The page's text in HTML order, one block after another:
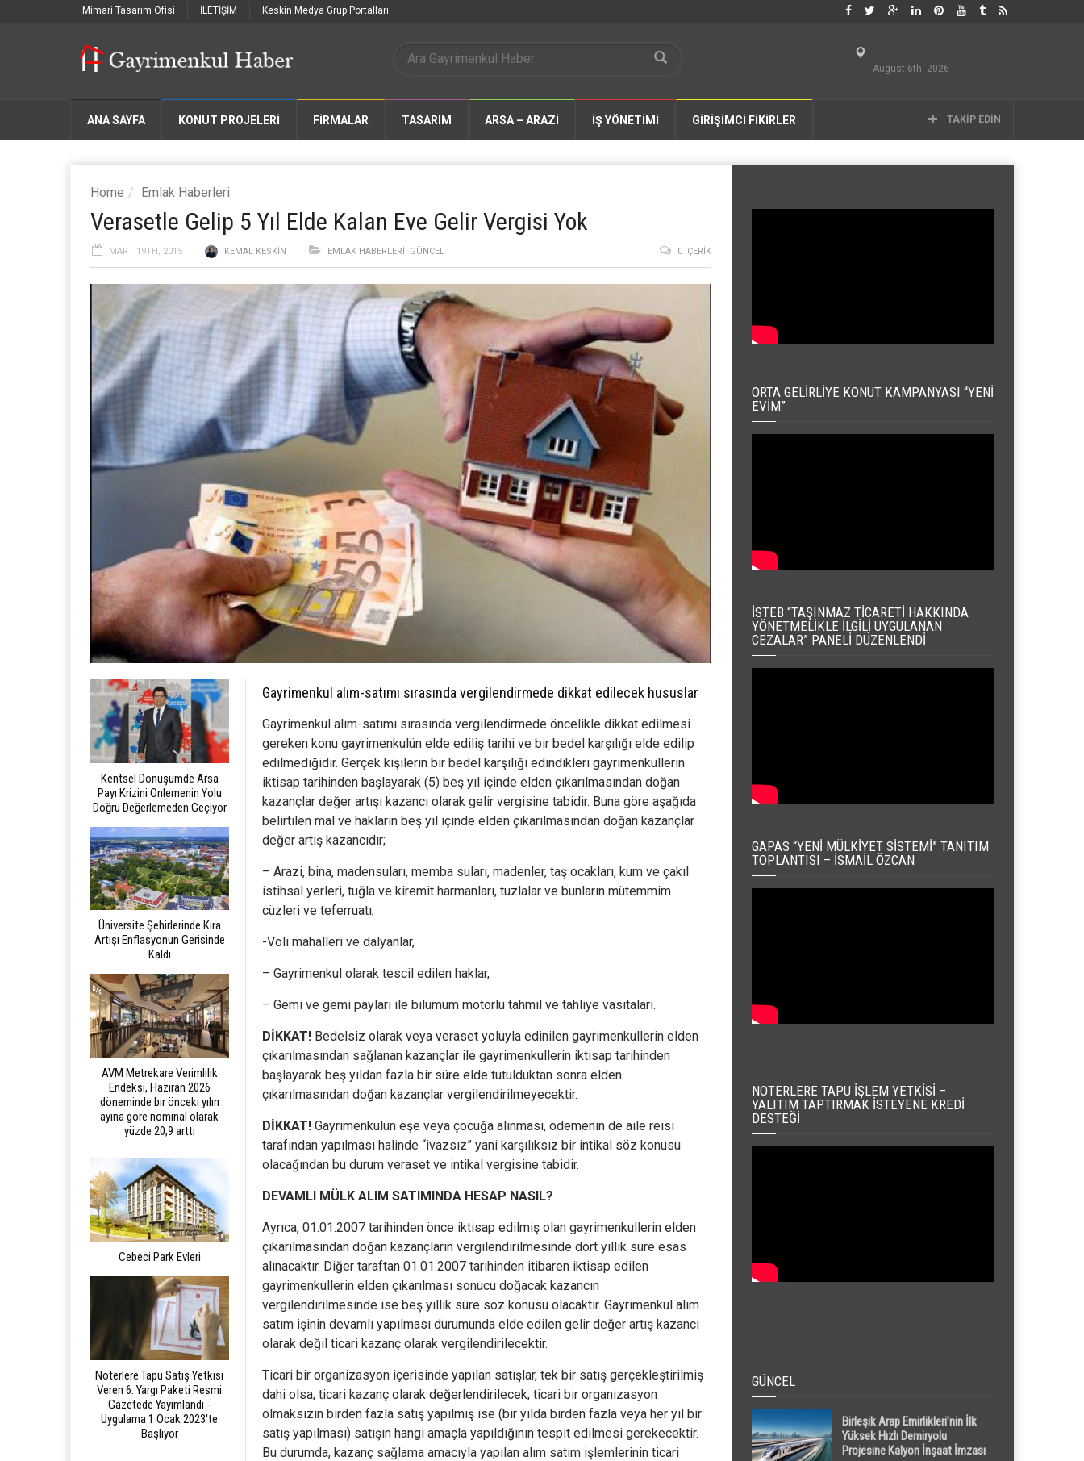
Mimari Tasarım Ofisi İLETİŞİM Keskin Medya Grup Portalları
August 6th, 2026
ANA SAYFA KONUT PROJELERİ FIRMALAR TASARIM ARSA – ARAZİ İŞ YÖNETİMİ GİRİŞİMCİ FİKİRLER TAKIP EDIN
Home Emlak Haberleri
Verasetle Gelip 5 Yıl Elde Kalan Eve Gelir Vergisi Yok
MART 19TH, 2015 KEMAL KESKIN EMLAK HABERLERI, GÜNCEL 0 İÇERIK
Kentsel Dönüşümde Arsa
Payı Krizini Önlemenin Yolu
Doğru Değerlemeden Geçiyor
Üniversite Şehirlerinde Kira
Artışı Enflasyonun Gerisinde
Kaldı
AVM Metrekare Verimlilik
Endeksi, Haziran 2026
döneminde bir önceki yılın
ayına göre nominal olarak
yüzde 20,9 arttı
Cebeci Park Evleri
Noterlere Tapu Satış Yetkisi
Veren 6. Yargı Paketi Resmi
Gazetede Yayımlandı -
Uygulama 1 Ocak 2023'te
Başlıyor
Gayrimenkul alım-satımı sırasında vergilendirmede dikkat edilecek hususlar
Gayrimenkul alım-satımı sırasında vergilendirmede öncelikle dikkat edilmesi
gereken konu gayrimenkulün elde ediliş tarihi ve bir bedel karşılığı elde edilip
edilmediğidir. Gerçek kişilerin bir bedel karşılığı edindikleri gayrimenkullerin
iktisap tarihinden başlayarak (5) beş yıl içinde elden çıkarılmasından doğan
kazançlar değer artışı kazancı olarak gelir vergisine tabidir. Buna göre aşağıda
belirtilen mal ve hakların beş yıl içinde elden çıkarılmasından doğan kazançlar
değer artış kazancıdır;
– Arazi, bina, madensuları, memba suları, madenler, taş ocakları, kum ve çakıl
istihsal yerleri, tuğla ve kiremit harmanları, tuzlalar ve bunların mütemmim
cüzleri ve teferruatı,
-Voli mahalleri ve dalyanlar,
– Gayrimenkul olarak tescil edilen haklar,
– Gemi ve gemi payları ile bilumum motorlu tahmil ve tahliye vasıtaları.
DİKKAT!Bedelsiz olarak veya veraset yoluyla edinilen gayrimenkullerin elden
çıkarılmasından sağlanan kazançlar ile gayrimenkullerin iktisap tarihinden
başlayarak beş yıldan fazla bir süre elde tutulduktan sonra elden
çıkarılmasından doğan kazançlar vergilendirilmeyecektir.
DİKKAT!Gayrimenkulün eşe veya çocuğa alınması, ödemenin de aile reisi
tarafından yapılması halinde “ivazsız” yani karşılıksız bir intikal söz konusu
olacağından bu durum veraset ve intikal vergisine tabidir.
DEVAMLI MÜLK ALIM SATIMINDA HESAP NASIL?
Ayrıca, 01.01.2007 tarihinden önce iktisap edilmiş olan gayrimenkullerin elden
çıkarılmasından doğan kazançların vergilendirilmesinde dört yıllık süre esas
alınacaktır. Diğer taraftan 01.01.2007 tarihinden itibaren iktisap edilen
gayrimenkullerin elden çıkarılması sonucu doğacak kazancın
vergilendirilmesinde ise beş yıllık süre söz konusu olacaktır. Gayrimenkul alım
satım işinin devamlı yapılması durumunda elde edilen gelir değer artış kazancı
olarak değil ticari kazanç olarak vergilendirilecektir.
Ticari bir organizasyon içerisinde yapılan satışlar, tek bir satış gerçekleştirilmiş
dahi olsa, ticari kazanç olarak değerlendirilecek, ticari bir organizasyon
olmaksızın birden fazla satış yapılmış ise (bir yılda birden fazla veya her yıl bir
satış yapılması) satışın hangi amaçla yapıldığının tespit edilmesi gerekecektir.
Bu durumda, kazanç sağlama amacıyla yapılan alım satım işlemlerinin ticari
ORTA GELIRLIYE KONUT KAMPANYASI “YENI
EVIM”
İSTEB “TAŞINMAZ TICARETI HAKKINDA
YÖNETMELIKLE İLGILI UYGULANAN
CEZALAR” PANELI DÜZENLENDI
GAPAS “YENI MÜLKIYET SISTEMI” TANITIM
TOPLANTISI – İSMAIL ÖZCAN
NOTERLERE TAPU İŞLEM YETKISI –
YALITIM TAPTIRMAK İSTEYENE KREDI
DESTEĞI
GÜNCEL
Birleşik Arap Emirlikleri’nin İlk
Yüksek Hızlı Demiryolu
Projesine Kalyon İnşaat İmzası